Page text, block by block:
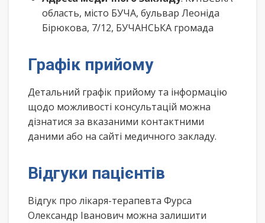
область, місто БУЧА, бульвар Леоніда
Бірюкова, 7/12, БУЧАНСЬКА громада
Графік прийому
Детальний графік прийому та інформацію
щодо можливості консультацій можна
дізнатися за вказаними контактними
даними або на сайті медичного закладу.
Відгуки пацієнтів
Відгук про лікаря-терапевта Фурса
Олександр Іванович можна залишити